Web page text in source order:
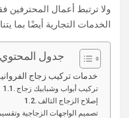
ولا ترتبط أعمال المحترفين
الخدمات التجارية أيضًا بما
جدول المحتوي
تركيب أبواب وشبابيك زجاج
إصلاح الزجاج التالف
تصميم الواجهات الزجاجية